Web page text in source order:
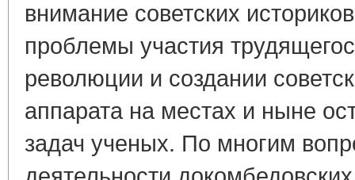
внимание советских
проблемы участия
революции и создании
аппарата на местах и ныне
задач ученых. По многим